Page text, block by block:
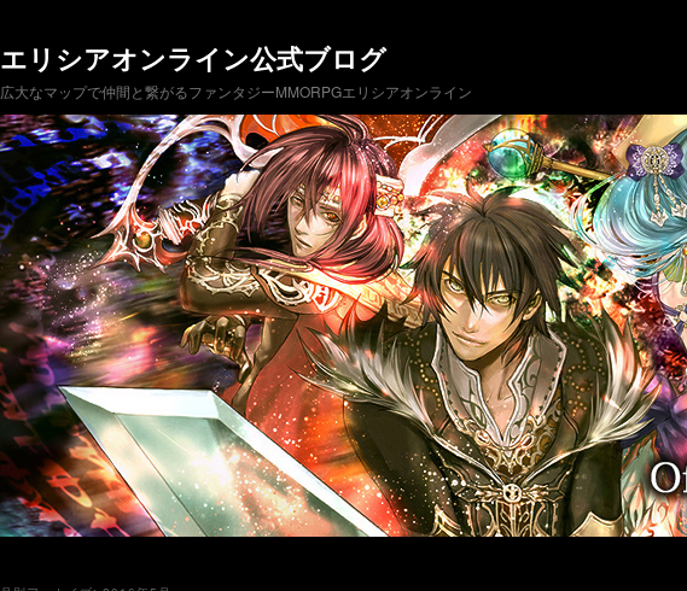
エリシアオンライン公式ブログ
広大なマップで仲間と繋がるファンタジーMMORPGエリシアオンライン